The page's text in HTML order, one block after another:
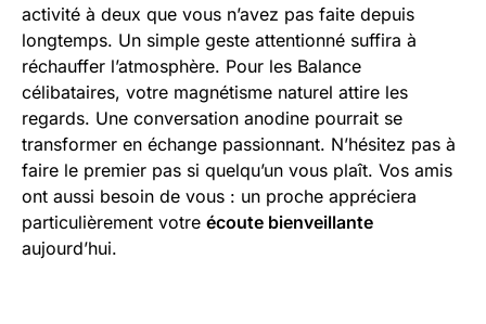
activité à deux que vous n’avez pas faite depuis
longtemps. Un simple geste attentionné suffira à
réchauffer l’atmosphère. Pour les Balance
célibataires, votre magnétisme naturel attire les
regards. Une conversation anodine pourrait se
transformer en échange passionnant. N’hésitez pas à
faire le premier pas si quelqu’un vous plaît. Vos amis
ont aussi besoin de vous : un proche appréciera
particulièrement votre écoute bienveillante
aujourd’hui.